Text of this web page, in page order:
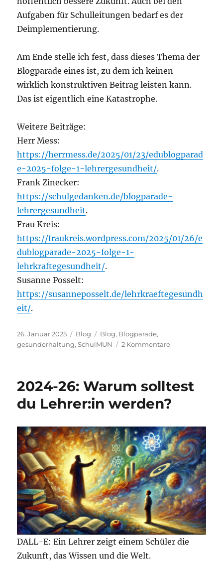
Aufgaben für Schulleitungen bedarf es der
Deimplementierung.
Am Ende stelle ich fest, dass dieses Thema der
Blogparade eines ist, zu dem ich keinen
wirklich konstruktiven Beitrag leisten kann.
Das ist eigentlich eine Katastrophe.
Weitere Beiträge:
Herr Mess:
https://herrmess.de/2025/01/23/edublogparad
e-2025-folge-1-lehrergesundheit/.
Frank Zinecker:
https://schulgedanken.de/blogparade-
lehrergesundheit.
Frau Kreis:
https://fraukreis.wordpress.com/2025/01/26/e
dublogparade-2025-folge-1-
lehrkraftegesundheit/.
Susanne Posselt:
https://susanneposselt.de/lehrkraeftegesundh
eit/.
Veröffentlicht
am
26. Januar 2025 Kategorien
Blog Schlagwörter
Blog, Blogparade,
gesunderhaltung,SchulMUN 2 Kommentarezu
2024-26: Warum solltest
du Lehrer:in werden?
DALL-E: Ein Lehrer zeigt einem Schüler die
Zukunft, das Wissen und die Welt.